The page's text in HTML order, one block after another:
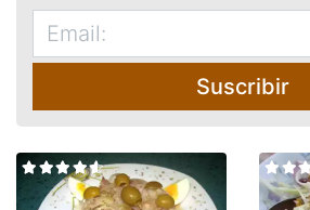
Suscribir